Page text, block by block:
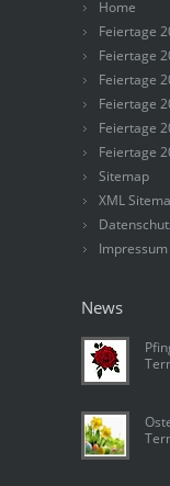
Home
Feiertage
Feiertage
Feiertage
Feiertage
Feiertage
Feiertage
Sitemap
XML
Impressum
News